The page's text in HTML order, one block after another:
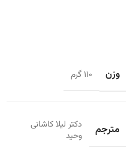
وزن 110 گرم
مترجم
دكتر لیلا كاشانی
وحید